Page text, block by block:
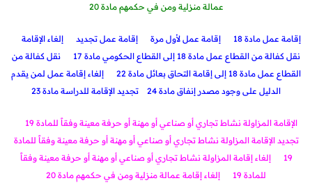
عمالة منزلية ومن في حكمهم مادة 20
إقامة عمل مادة 18 إقامة عمل لأول مرة إقامة عمل تجديد إلغاء الإقامة
نقل كفالة من القطاع عمل مادة 18 إلى القطاع الحكومي مادة 17
نقل كفالة من
القطاع عمل مادة 18 إلى إقامة التحاق بعائل مادة 22
إلغاء إقامة عمل لمن يقدم
الدليل على وجود مصدر إنفاق مادة 24
تجديد الإقامة للدراسة مادة 23
الإقامة المزاولة نشاط تجاري أو صناعي أو مهنة أو حرفة معينة وفقاً للمادة 19
تجديد الإقامة المزاولة نشاط تجاري أو صناعي أو مهنة أو حرفة معينة وفقاً للمادة
19
إلغاء إقامة المزاولة نشاط تجاري أو صناعي أو مهنة أو حرفة معينة وفقاً
للمادة 19
إلغاء إقامة عمالة منزلية ومن في حكمهم مادة 20